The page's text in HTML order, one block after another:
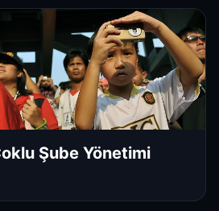
Şube Yönetimi